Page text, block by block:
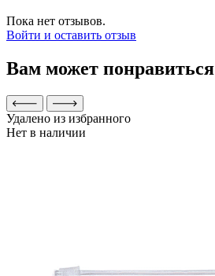
Пока нет отзывов.
Войти и оставить отзыв
Вам может понравиться
Удалено из избранного
Нет в наличии